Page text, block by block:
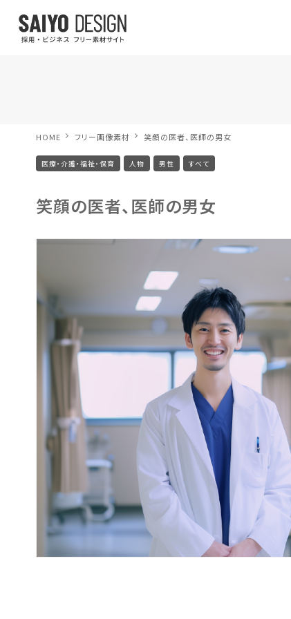
HOME フリー画像素材 笑顔の医者、医師の男女
医療・介護・福祉・保育 人物 男性 すべて
笑顔の医者、医師の男女